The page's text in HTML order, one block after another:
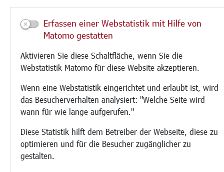
Erfassen einer Webstatistik mit Hilfe von
Matomo gestatten
Aktivieren Sie diese Schaltfläche, wenn Sie die
Webstatistik Matomo für diese Website akzeptieren.
Wenn eine Webstatistik eingerichtet und erlaubt ist, wird
das Besucherverhalten analysiert: "Welche Seite wird
wann für wie lange aufgerufen."
Diese Statistik hilft dem Betreiber der Webseite, diese zu
optimieren und für die Besucher zugänglicher zu
gestalten.